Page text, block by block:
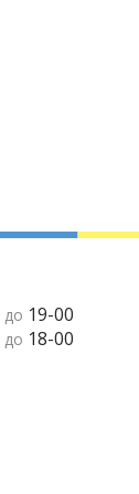
до 19-00
до 18-00